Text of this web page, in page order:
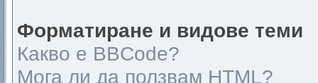
Форматиране и видове теми
Какво е BBCode?
Мога ли да ползвам HTML?